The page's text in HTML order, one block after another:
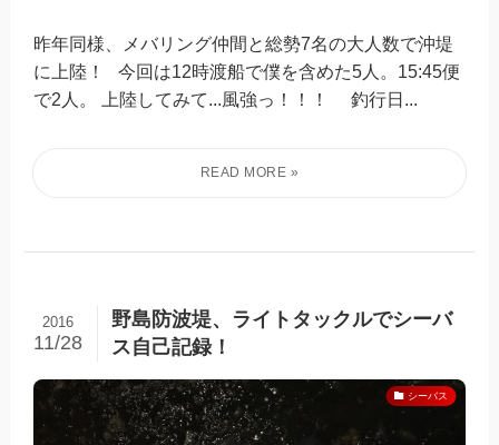
昨年同様、メバリング仲間と総勢7名の大人数で沖堤
に上陸！ 今回は12時渡船で僕を含めた5人。15:45便
で2人。 上陸してみて...風強っ！！！ 釣行日...
野島防波堤、ライトタックルでシーバ
ス自己記録！
2016
11/28
シーバス